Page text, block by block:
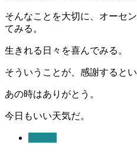
そんなことを大切に、オーセ
てみる。
生きれる日々を喜んでみる。
そういうことが、感謝すると
あの時はありがとう。
今日もいい天気だ。